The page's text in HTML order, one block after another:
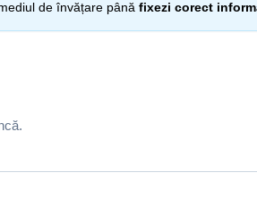
de învățare până fixezi corect